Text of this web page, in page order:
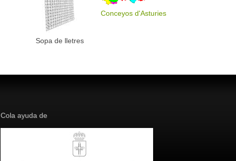
Sopa de lletres
Conceyos d'Asturies
Cola ayuda de